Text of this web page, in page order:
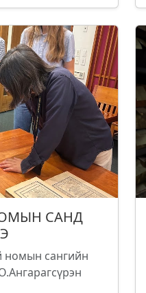
САНД
номын сангийн